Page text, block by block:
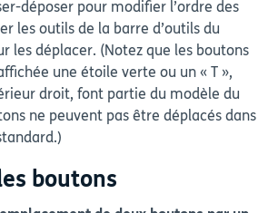
déposer pour modifier l’ordre des
les outils de la barre d’outils du
les déplacer. (Notez que les boutons
une étoile verte ou un « T »,
droit, font partie du modèle du
ne peuvent pas être déplacés dans
boutons